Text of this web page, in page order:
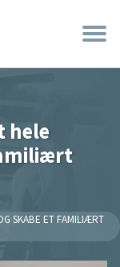
hele
SKABE ET FAMILIÆRT